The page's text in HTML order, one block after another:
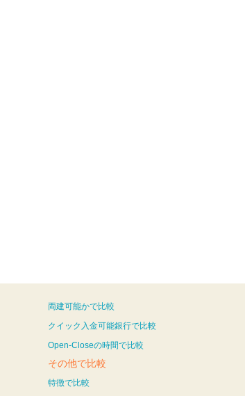
両建可能かで比較
クイック入金可能銀行で比較
Open-Closeの時間で比較
その他で比較
特徴で比較